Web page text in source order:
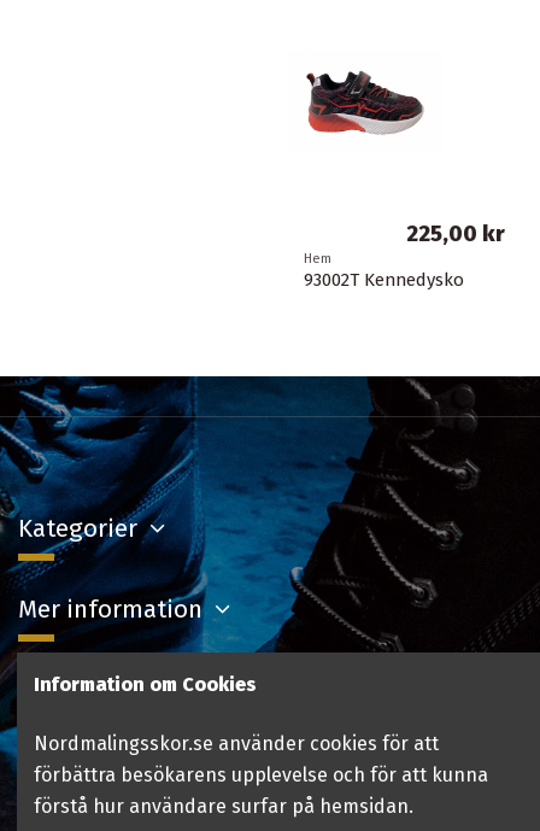
Hem
93002T Kennedysko
225,00 kr
Kategorier
Mer information
Kontakta oss
Följ oss
Information om Cookies
Nordmalingsskor.se använder cookies för att
förbättra besökarens upplevelse och för att kunna
förstå hur användare surfar på hemsidan.